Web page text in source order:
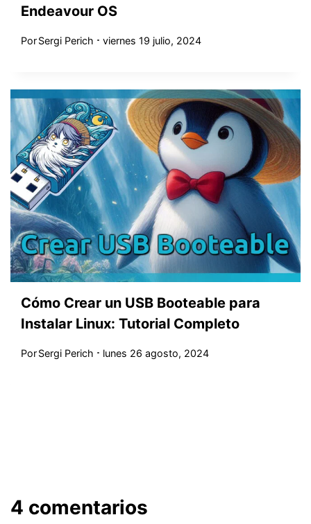
Endeavour OS
PorSergi Perich viernes 19 julio, 2024
Cómo Crear un USB Booteable para
Instalar Linux: Tutorial Completo
PorSergi Perich lunes 26 agosto, 2024
4 comentarios